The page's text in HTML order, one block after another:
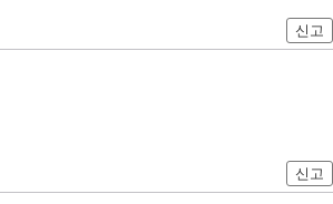
신고
신고